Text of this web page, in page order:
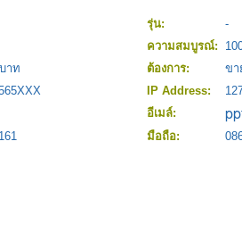
รุ่น:
-
ความสมบูรณ์:
าท ต้องการ:
ขา
IP Address:
อีเมล์:
มือถือ: